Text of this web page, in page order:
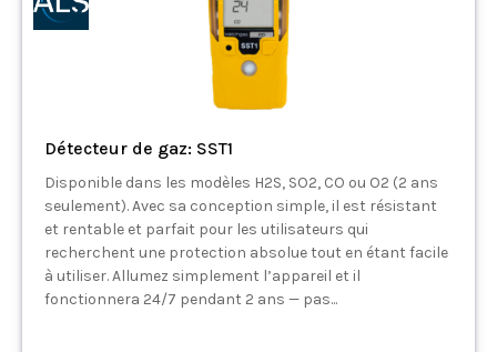
Détecteur de gaz: SST1
Disponible dans les modèles H2S, SO2, CO ou O2 (2 ans
seulement). Avec sa conception simple, il est résistant
et rentable et parfait pour les utilisateurs qui
recherchent une protection absolue tout en étant facile
à utiliser. Allumez simplement l’appareil et il
fonctionnera 24/7 pendant 2 ans — pas...